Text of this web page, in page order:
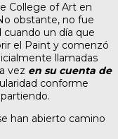
College of Art en
obstante, no fue
cuando un día que
el Paint y comenzó
llamadas
vez en su cuenta de
conforme
han abierto camino